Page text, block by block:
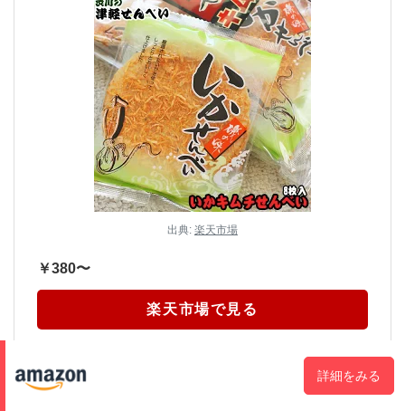
出典: 楽天市場
￥380〜
楽天市場で見る
3-2 ねぶた火まつり
詳細をみる